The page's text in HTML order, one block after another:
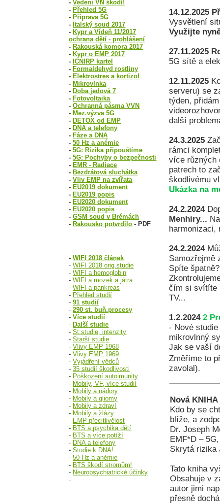
14.12.2025
Vysvětlení
Využijte
27.11.2025
5G sítě a
12.11.2025
serveru) se
týden,
další
24.3.2025
rámci
více různých
patrech to
škodlivému
Ukázka na
24.2.2024
Menhiry...
harmonizaci,
24.2.2024
Samozřejmě
Spíte
čím si svítíte
TV...
1.2.2024 2
- Nové
mikrovlnný
Jak se vaší
Změříme to
zavolal).
Nová
Kdo by se
blíže, a
Dr. Joseph
EMF*D –
Skrytá rizika
Tato kniha
Obsahuje v
autor jimi
přesně
-Vedení VN škodí!
- Přehled 5G
- Příprava 5G
- Italský soud 2017
- Kypr a Vídeň 11/2017
ochrana dětí - prohlášení
- Rakouská komora 2017
- Kypr o EMP 2017
- ICNIRP kartel
- Formaldehyd rostliny
- Elektrostres a kortizol
- Mikrovlnka
- Doba jedová 7
- Fotovoltaika
-Ochranná pásma VVN
- Mez.výzva 5G
- DETOX od EMP
- DNA a telefony
- Fáze a DNA
-50 Hz a anémie
-5G: Rizika připouštíme
-5G: Pochyby o bezpečnosti
- EMR - Radiace
- Bezdrátová sluchátka
-Vliv EMP na zvířata
- EU2019 dokument
- EU2019 popis
- EU2020 dokument
- EU2020 popis
-GSM soud v Brémách
- Rakousko potvrdilo - PDF
-WIFI 2018 článek
-WIFI 2018 orig.studie
-WIFI a hemoglobin
-WIFI a mozek a játra
-WIFI a pankreas
- Přehled studií
-91 studií
-290 st. buň.procesy
-Více studií
- Další studie
-St.studie, intenzity
-Starší studie
-Vlivy EMP 1968
-Vlivy EMP 1969
-Vyjádření vědců
-35 studií škodlivosti
- Poškození autoimunity
- Mobily, VF, více studií
- Mobily a nádory
- Mobily a gliomy
- Mobily a zdraví
- Mobily a žlázy
- EMP přecitlivělost
- BTS a psychika dětí
- BTS a více potíží
- DNA a telefony
-Studie k DNA!
-50 Hz a anémie
- BTS škodí stromům!
- Neuropsychiatrické účinky
-